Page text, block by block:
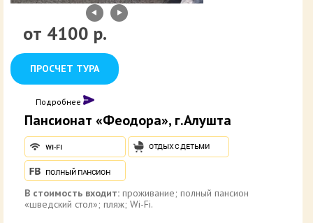
Пансионат «Феодора», г.Алушта
В стоимость входит: проживание; полный пансион
«шведский стол»; пляж; Wi-Fi.
4100 р.
ПРОСЧЕТ ТУРА
Подробнее